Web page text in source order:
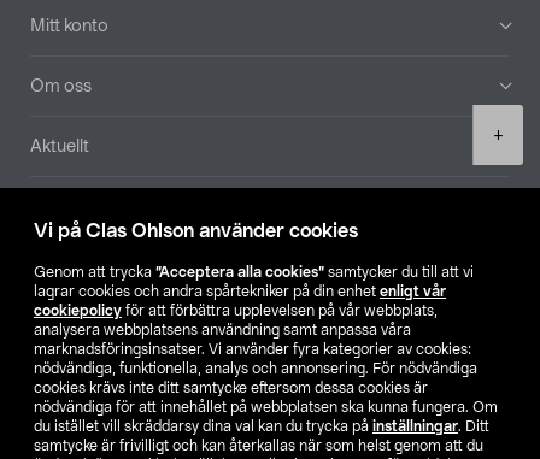
Vi på Clas Ohlson använder cookies
Genom att trycka ”Acceptera alla cookies” samtycker du till att vi
lagrar cookies och andra spårtekniker på din enhet enligt vår
cookiepolicy för att förbättra upplevelsen på vår webbplats,
analysera webbplatsens användning samt anpassa våra
marknadsföringsinsatser. Vi använder fyra kategorier av cookies:
nödvändiga, funktionella, analys och annonsering. För nödvändiga
cookies krävs inte ditt samtycke eftersom dessa cookies är
nödvändiga för att innehållet på webbplatsen ska kunna fungera. Om
du istället vill skräddarsy dina val kan du trycka på inställningar. Ditt
samtycke är frivilligt och kan återkallas när som helst genom att du
+
Mitt konto
Om oss
Aktuellt
Hitta butik
SE NO FI